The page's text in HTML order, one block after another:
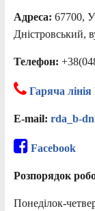
Адреса: 67700,
Дністровський,
Телефон:
Гаряча
E-mail: rda_b-
Facebook
Розпорядок
Понеділок-